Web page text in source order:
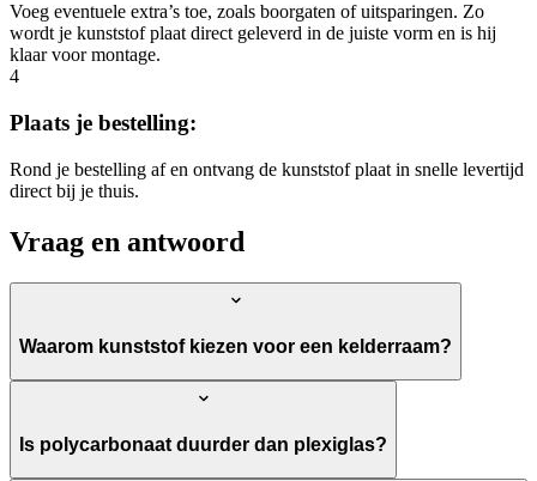
Voeg eventuele extra’s toe, zoals boorgaten of uitsparingen. Zo
wordt je kunststof plaat direct geleverd in de juiste vorm en is hij
klaar voor montage.
4
Plaats je bestelling:
Rond je bestelling af en ontvang de kunststof plaat in snelle levertijd
direct bij je thuis.
Vraag en antwoord
Waarom kunststof kiezen voor een kelderraam?
Is polycarbonaat duurder dan plexiglas?